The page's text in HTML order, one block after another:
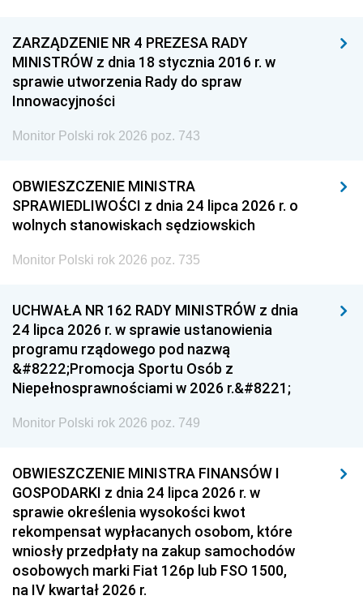
ZARZĄDZENIE NR 4 PREZESA RADY
MINISTRÓW z dnia 18 stycznia 2016 r. w
sprawie utworzenia Rady do spraw
Innowacyjności
Monitor Polski rok 2026 poz. 743
OBWIESZCZENIE MINISTRA
SPRAWIEDLIWOŚCI z dnia 24 lipca 2026 r. o
wolnych stanowiskach sędziowskich
Monitor Polski rok 2026 poz. 735
UCHWAŁA NR 162 RADY MINISTRÓW z dnia
24 lipca 2026 r. w sprawie ustanowienia
programu rządowego pod nazwą
&#8222;Promocja Sportu Osób z
Niepełnosprawnościami w 2026 r.&#8221;
Monitor Polski rok 2026 poz. 749
OBWIESZCZENIE MINISTRA FINANSÓW I
GOSPODARKI z dnia 24 lipca 2026 r. w
sprawie określenia wysokości kwot
rekompensat wypłacanych osobom, które
wniosły przedpłaty na zakup samochodów
osobowych marki Fiat 126p lub FSO 1500,
na IV kwartał 2026 r.